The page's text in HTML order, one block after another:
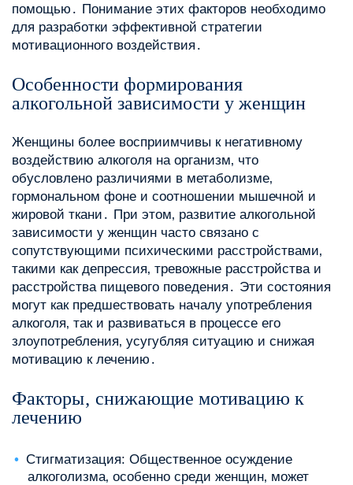
помощью․ Понимание этих факторов необходимо
для разработки эффективной стратегии
мотивационного воздействия․
Особенности формирования
алкогольной зависимости у женщин
Женщины более восприимчивы к негативному
воздействию алкоголя на организм‚ что
обусловлено различиями в метаболизме‚
гормональном фоне и соотношении мышечной и
жировой ткани․ При этом‚ развитие алкогольной
зависимости у женщин часто связано с
сопутствующими психическими расстройствами‚
такими как депрессия‚ тревожные расстройства и
расстройства пищевого поведения․ Эти состояния
могут как предшествовать началу употребления
алкоголя‚ так и развиваться в процессе его
злоупотребления‚ усугубляя ситуацию и снижая
мотивацию к лечению․
Факторы‚ снижающие мотивацию к
лечению
Стигматизация: Общественное осуждение
алкоголизма‚ особенно среди женщин‚ может